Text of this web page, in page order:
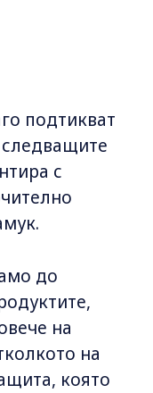
подтикват
с
до
на
на
която